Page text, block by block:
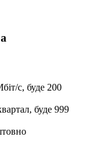
с, буде 200
буде 999